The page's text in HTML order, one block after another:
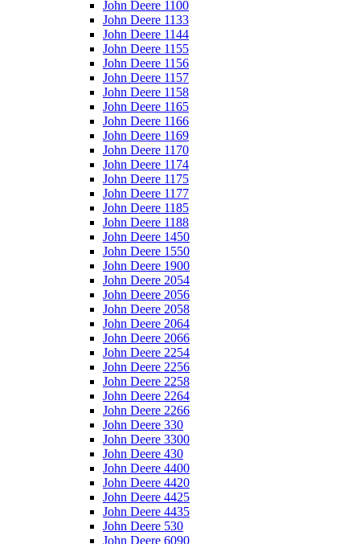
John Deere 1100
John Deere 1133
John Deere 1144
John Deere 1155
John Deere 1156
John Deere 1157
John Deere 1158
John Deere 1165
John Deere 1166
John Deere 1169
John Deere 1170
John Deere 1174
John Deere 1175
John Deere 1177
John Deere 1185
John Deere 1188
John Deere 1450
John Deere 1550
John Deere 1900
John Deere 2054
John Deere 2056
John Deere 2058
John Deere 2064
John Deere 2066
John Deere 2254
John Deere 2256
John Deere 2258
John Deere 2264
John Deere 2266
John Deere 330
John Deere 3300
John Deere 430
John Deere 4400
John Deere 4420
John Deere 4425
John Deere 4435
John Deere 530
John Deere 6090